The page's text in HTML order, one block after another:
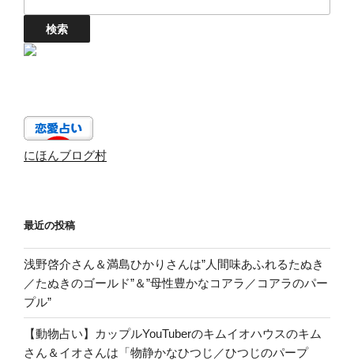
にほんブログ村
最近の投稿
浅野啓介さん＆満島ひかりさんは”人間味あふれるたぬき
／たぬきのゴールド”＆”母性豊かなコアラ／コアラのパー
プル”
【動物占い】カップルYouTuberのキムイオハウスのキム
さん＆イオさんは「物静かなひつじ／ひつじのパープ